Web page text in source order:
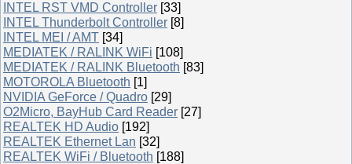
INTEL RST VMD Controller [33]
INTEL Thunderbolt Controller [8]
INTEL MEI / AMT [34]
MEDIATEK / RALINK WiFi [108]
MEDIATEK / RALINK Bluetooth [83]
MOTOROLA Bluetooth [1]
NVIDIA GeForce / Quadro [29]
O2Micro, BayHub Card Reader [27]
REALTEK HD Audio [192]
REALTEK Ethernet Lan [32]
REALTEK WiFi / Bluetooth [188]